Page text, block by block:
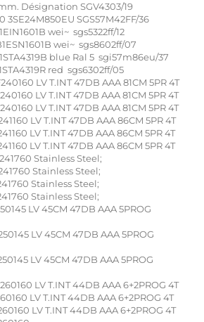
Désignation SGV4303/19
3SE24M850EU SGS57M42FF/36
wei~ sgs5322ff/12
wei~ sgs8602ff/07
blue Ral 5 sgi57m86eu/37
red sgs6302ff/05
LV T.INT 47DB AAA 81CM 5PR 4T
LV T.INT 47DB AAA 81CM 5PR 4T
LV T.INT 47DB AAA 81CM 5PR 4T
LV T.INT 47DB AAA 86CM 5PR 4T
LV T.INT 47DB AAA 86CM 5PR 4T
LV T.INT 47DB AAA 86CM 5PR 4T
Stainless Steel;
Stainless Steel;
Stainless Steel;
Stainless Steel;
LV 45CM 47DB AAA 5PROG
LV 45CM 47DB AAA 5PROG
LV 45CM 47DB AAA 5PROG
LV T.INT 44DB AAA 6+2PROG 4T
LV T.INT 44DB AAA 6+2PROG 4T
LV T.INT 44DB AAA 6+2PROG 4T